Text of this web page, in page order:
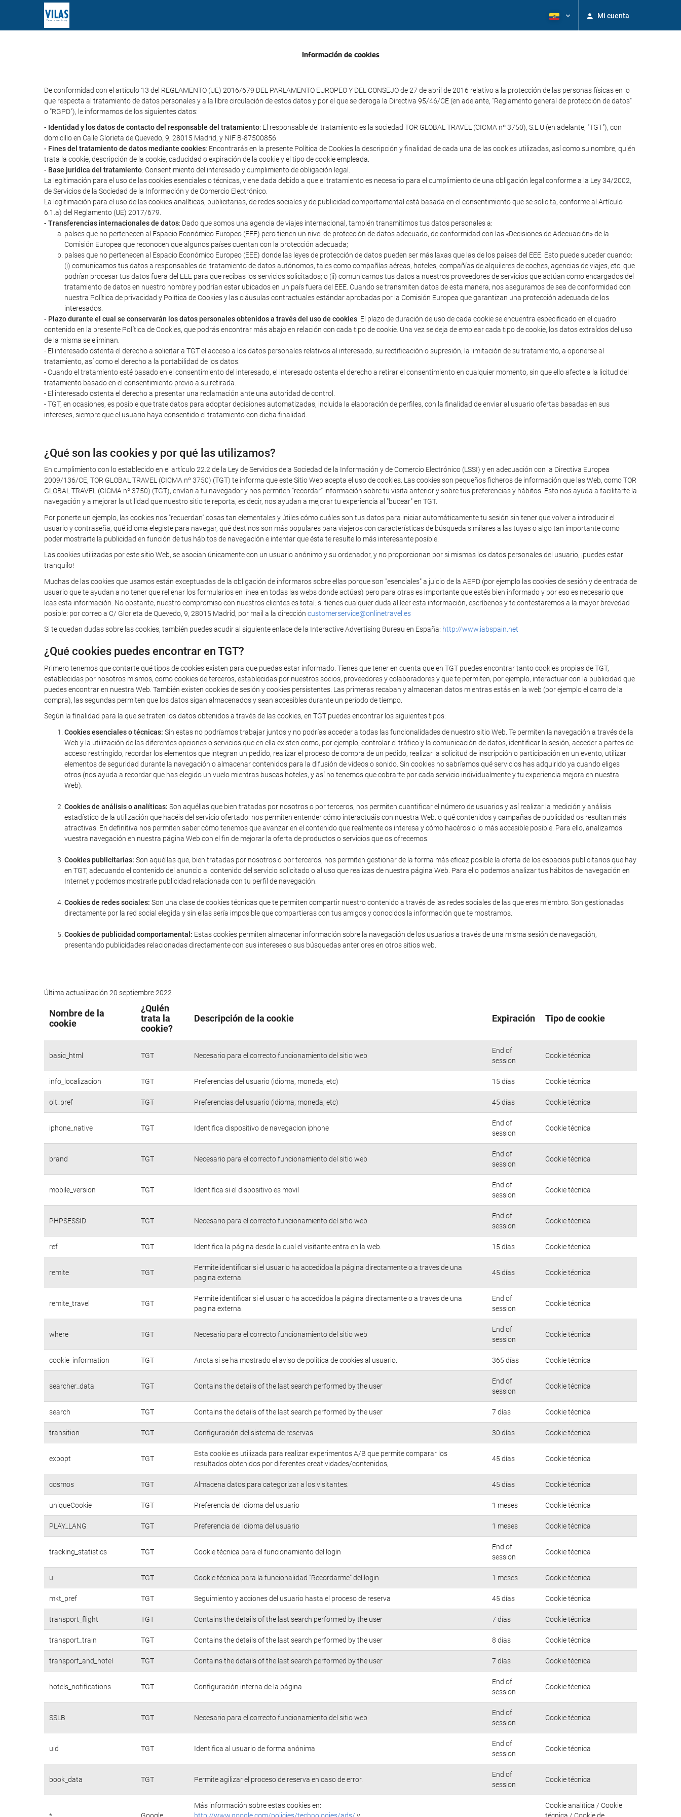
Mi cuenta
Información de cookies
De conformidad con el artículo 13 del REGLAMENTO (UE) 2016/679 DEL PARLAMENTO EUROPEO Y DEL CONSEJO de 27 de abril de 2016 relativo a la protección de las personas físicas en lo
que respecta al tratamiento de datos personales y a la libre circulación de estos datos y por el que se deroga la Directiva 95/46/CE (en adelante, "Reglamento general de protección de datos"
o "RGPD"), le informamos de los siguientes datos:
- Identidad y los datos de contacto del responsable del tratamiento: El responsable del tratamiento es la sociedad TOR GLOBAL TRAVEL (CICMA nº 3750), S.L.U (en adelante, "TGT"), con
domicilio en Calle Glorieta de Quevedo, 9, 28015 Madrid, y NIF B-87500856.
- Fines del tratamiento de datos mediante cookies: Encontrarás en la presente Política de Cookies la descripción y finalidad de cada una de las cookies utilizadas, así como su nombre, quién
trata la cookie, descripción de la cookie, caducidad o expiración de la cookie y el tipo de cookie empleada.
- Base jurídica del tratamiento: Consentimiento del interesado y cumplimiento de obligación legal.
La legitimación para el uso de las cookies esenciales o técnicas, viene dada debido a que el tratamiento es necesario para el cumplimiento de una obligación legal conforme a la Ley 34/2002,
de Servicios de la Sociedad de la Información y de Comercio Electrónico.
La legitimación para el uso de las cookies analíticas, publicitarias, de redes sociales y de publicidad comportamental está basada en el consentimiento que se solicita, conforme al Artículo
6.1.a) del Reglamento (UE) 2017/679.
- Transferencias internacionales de datos: Dado que somos una agencia de viajes internacional, también transmitimos tus datos personales a:
países que no pertenecen al Espacio Económico Europeo (EEE) pero tienen un nivel de protección de datos adecuado, de conformidad con las «Decisiones de Adecuación» de la
Comisión Europea que reconocen que algunos países cuentan con la protección adecuada;
países que no pertenecen al Espacio Económico Europeo (EEE) donde las leyes de protección de datos pueden ser más laxas que las de los países del EEE. Esto puede suceder cuando:
(i) comunicamos tus datos a responsables del tratamiento de datos autónomos, tales como compañías aéreas, hoteles, compañías de alquileres de coches, agencias de viajes, etc. que
podrían procesar tus datos fuera del EEE para que recibas los servicios solicitados; o (ii) comunicamos tus datos a nuestros proveedores de servicios que actúan como encargados del
tratamiento de datos en nuestro nombre y podrían estar ubicados en un país fuera del EEE. Cuando se transmiten datos de esta manera, nos aseguramos de sea de conformidad con
nuestra Política de privacidad y Política de Cookies y las cláusulas contractuales estándar aprobadas por la Comisión Europea que garantizan una protección adecuada de los
interesados.
- Plazo durante el cual se conservarán los datos personales obtenidos a través del uso de cookies: El plazo de duración de uso de cada cookie se encuentra especificado en el cuadro
contenido en la presente Política de Cookies, que podrás encontrar más abajo en relación con cada tipo de cookie. Una vez se deja de emplear cada tipo de cookie, los datos extraídos del uso
de la misma se eliminan.
- El interesado ostenta el derecho a solicitar a TGT el acceso a los datos personales relativos al interesado, su rectificación o supresión, la limitación de su tratamiento, a oponerse al
tratamiento, así como el derecho a la portabilidad de los datos.
- Cuando el tratamiento esté basado en el consentimiento del interesado, el interesado ostenta el derecho a retirar el consentimiento en cualquier momento, sin que ello afecte a la licitud del
tratamiento basado en el consentimiento previo a su retirada.
- El interesado ostenta el derecho a presentar una reclamación ante una autoridad de control.
- TGT, en ocasiones, es posible que trate datos para adoptar decisiones automatizadas, incluida la elaboración de perfiles, con la finalidad de enviar al usuario ofertas basadas en sus
intereses, siempre que el usuario haya consentido el tratamiento con dicha finalidad.
¿Qué son las cookies y por qué las utilizamos?
En cumplimiento con lo establecido en el artículo 22.2 de la Ley de Servicios dela Sociedad de la Información y de Comercio Electrónico (LSSI) y en adecuación con la Directiva Europea
2009/136/CE, TOR GLOBAL TRAVEL (CICMA nº 3750) (TGT) te informa que este Sitio Web acepta el uso de cookies. Las cookies son pequeños ficheros de información que las Web, como TOR
GLOBAL TRAVEL (CICMA nº 3750) (TGT), envían a tu navegador y nos permiten "recordar" información sobre tu visita anterior y sobre tus preferencias y hábitos. Esto nos ayuda a facilitarte la
navegación y a mejorar la utilidad que nuestro sitio te reporta, es decir, nos ayudan a mejorar tu experiencia al "bucear" en TGT.
Por ponerte un ejemplo, las cookies nos "recuerdan" cosas tan elementales y útiles cómo cuáles son tus datos para iniciar automáticamente tu sesión sin tener que volver a introducir el
usuario y contraseña, qué idioma elegiste para navegar, qué destinos son más populares para viajeros con características de búsqueda similares a las tuyas o algo tan importante como
poder mostrarte la publicidad en función de tus hábitos de navegación e intentar que ésta te resulte lo más interesante posible.
Las cookies utilizadas por este sitio Web, se asocian únicamente con un usuario anónimo y su ordenador, y no proporcionan por si mismas los datos personales del usuario, ¡puedes estar
tranquilo!
Muchas de las cookies que usamos están exceptuadas de la obligación de informaros sobre ellas porque son "esenciales" a juicio de la AEPD (por ejemplo las cookies de sesión y de entrada de
usuario que te ayudan a no tener que rellenar los formularios en línea en todas las webs donde actúas) pero para otras es importante que estés bien informado y por eso es necesario que
leas esta información. No obstante, nuestro compromiso con nuestros clientes es total: si tienes cualquier duda al leer esta información, escríbenos y te contestaremos a la mayor brevedad
posible: por correo a C/ Glorieta de Quevedo, 9, 28015 Madrid, por mail a la dirección customerservice@onlinetravel.es
Si te quedan dudas sobre las cookies, también puedes acudir al siguiente enlace de la Interactive Advertising Bureau en España: http://www.iabspain.net
¿Qué cookies puedes encontrar en TGT?
Primero tenemos que contarte qué tipos de cookies existen para que puedas estar informado. Tienes que tener en cuenta que en TGT puedes encontrar tanto cookies propias de TGT,
establecidas por nosotros mismos, como cookies de terceros, establecidas por nuestros socios, proveedores y colaboradores y que te permiten, por ejemplo, interactuar con la publicidad que
puedes encontrar en nuestra Web. También existen cookies de sesión y cookies persistentes. Las primeras recaban y almacenan datos mientras estás en la web (por ejemplo el carro de la
compra), las segundas permiten que los datos sigan almacenados y sean accesibles durante un período de tiempo.
Según la finalidad para la que se traten los datos obtenidos a través de las cookies, en TGT puedes encontrar los siguientes tipos:
Cookies esenciales o técnicas: Sin estas no podríamos trabajar juntos y no podrías acceder a todas las funcionalidades de nuestro sitio Web. Te permiten la navegación a través de la
Web y la utilización de las diferentes opciones o servicios que en ella existen como, por ejemplo, controlar el tráfico y la comunicación de datos, identificar la sesión, acceder a partes de
acceso restringido, recordar los elementos que integran un pedido, realizar el proceso de compra de un pedido, realizar la solicitud de inscripción o participación en un evento, utilizar
elementos de seguridad durante la navegación o almacenar contenidos para la difusión de videos o sonido. Sin cookies no sabríamos qué servicios has adquirido ya cuando eliges
otros (nos ayuda a recordar que has elegido un vuelo mientras buscas hoteles, y así no tenemos que cobrarte por cada servicio individualmente y tu experiencia mejora en nuestra
Web).
Cookies de análisis o analíticas: Son aquéllas que bien tratadas por nosotros o por terceros, nos permiten cuantificar el número de usuarios y así realizar la medición y análisis
estadístico de la utilización que hacéis del servicio ofertado: nos permiten entender cómo interactuáis con nuestra Web. o qué contenidos y campañas de publicidad os resultan más
atractivas. En definitiva nos permiten saber cómo tenemos que avanzar en el contenido que realmente os interesa y cómo hacéroslo lo más accesible posible. Para ello, analizamos
vuestra navegación en nuestra página Web con el fin de mejorar la oferta de productos o servicios que os ofrecemos.
Cookies publicitarias: Son aquéllas que, bien tratadas por nosotros o por terceros, nos permiten gestionar de la forma más eficaz posible la oferta de los espacios publicitarios que hay
en TGT, adecuando el contenido del anuncio al contenido del servicio solicitado o al uso que realizas de nuestra página Web. Para ello podemos analizar tus hábitos de navegación en
Internet y podemos mostrarle publicidad relacionada con tu perfil de navegación.
Cookies de redes sociales: Son una clase de cookies técnicas que te permiten compartir nuestro contenido a través de las redes sociales de las que eres miembro. Son gestionadas
directamente por la red social elegida y sin ellas sería imposible que compartieras con tus amigos y conocidos la información que te mostramos.
Cookies de publicidad comportamental: Estas cookies permiten almacenar información sobre la navegación de los usuarios a través de una misma sesión de navegación,
presentando publicidades relacionadas directamente con sus intereses o sus búsquedas anteriores en otros sitios web.
Última actualización 20 septiembre 2022
Nombre de la
cookie
¿Quién
trata la
cookie?
Descripción de la cookie Expiración Tipo de cookie
basic_html TGT Necesario para el correcto funcionamiento del sitio web
End of
session
Cookie técnica
info_localizacion TGT Preferencias del usuario (idioma, moneda, etc) 15 días Cookie técnica
olt_pref TGT Preferencias del usuario (idioma, moneda, etc) 45 días Cookie técnica
iphone_native TGT Identifica dispositivo de navegacion iphone
End of
session
Cookie técnica
brand TGT Necesario para el correcto funcionamiento del sitio web
End of
session
Cookie técnica
mobile_version TGT Identifica si el dispositivo es movil
End of
session
Cookie técnica
PHPSESSID TGT Necesario para el correcto funcionamiento del sitio web
End of
session
Cookie técnica
ref TGT Identifica la página desde la cual el visitante entra en la web. 15 días Cookie técnica
remite TGT
Permite identificar si el usuario ha accedidoa la página directamente o a traves de una
pagina externa.
45 días Cookie técnica
remite_travel TGT
Permite identificar si el usuario ha accedidoa la página directamente o a traves de una
pagina externa.
End of
session
Cookie técnica
where TGT Necesario para el correcto funcionamiento del sitio web
End of
session
Cookie técnica
cookie_information TGT Anota si se ha mostrado el aviso de politica de cookies al usuario. 365 días Cookie técnica
searcher_data TGT Contains the details of the last search performed by the user
End of
session
Cookie técnica
search TGT Contains the details of the last search performed by the user 7 días Cookie técnica
transition TGT Configuración del sistema de reservas 30 días Cookie técnica
expopt TGT
Esta cookie es utilizada para realizar experimentos A/B que permite comparar los
resultados obtenidos por diferentes creatividades/contenidos,
45 días Cookie técnica
cosmos TGT Almacena datos para categorizar a los visitantes. 45 días Cookie técnica
uniqueCookie TGT Preferencia del idioma del usuario 1 meses Cookie técnica
PLAY_LANG TGT Preferencia del idioma del usuario 1 meses Cookie técnica
tracking_statistics TGT Cookie técnica para el funcionamiento del login
End of
session
Cookie técnica
u TGT Cookie técnica para la funcionalidad "Recordarme" del login 1 meses Cookie técnica
mkt_pref TGT Seguimiento y acciones del usuario hasta el proceso de reserva 45 días Cookie técnica
transport_flight TGT Contains the details of the last search performed by the user 7 días Cookie técnica
transport_train TGT Contains the details of the last search performed by the user 8 días Cookie técnica
transport_and_hotel TGT Contains the details of the last search performed by the user 7 días Cookie técnica
hotels_notifications TGT Configuración interna de la página
End of
session
Cookie técnica
SSLB TGT Necesario para el correcto funcionamiento del sitio web
End of
session
Cookie técnica
uid TGT Identifica al usuario de forma anónima
End of
session
Cookie técnica
book_data TGT Permite agilizar el proceso de reserva en caso de error.
End of
session
Cookie técnica
Más información sobre estas cookies en:
Cookie analítica / Cookie